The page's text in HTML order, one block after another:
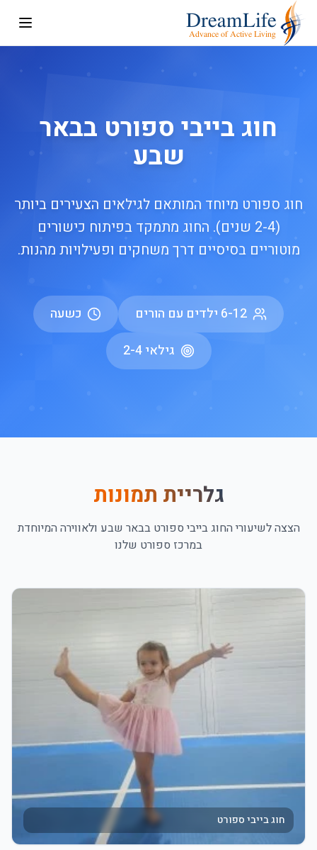
חוג בייבי ספורט בבאר
שבע
חוג ספורט מיוחד המותאם לגילאים הצעירים ביותר
(2-4 שנים). החוג מתמקד בפיתוח כישורים
מוטוריים בסיסיים דרך משחקים ופעילויות מהנות.
6-12 ילדים עם הורים
כשעה
גילאי 2-4
גלריית תמונות
הצצה לשיעורי החוג בייבי ספורט בבאר שבע ולאווירה המיוחדת
במרכז ספורט שלנו
חוג בייבי ספורט